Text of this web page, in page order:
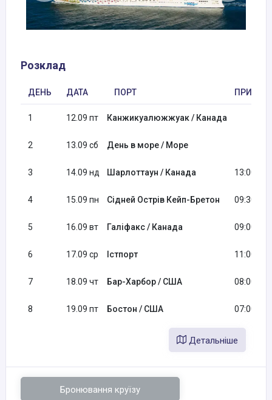
Розклад
ДЕНЬ ДАТА ПОРТ
1 12.09 пт Канжикуалюжжуак / Канада
2 13.09 сб День в море / Море
3 14.09 нд Шарлоттаун / Канада 13:00
4 15.09 пн Сідней Острів Кейп-Бретон 09:30
5 16.09 вт Галіфакс / Канада 09:00
6 17.09 ср Істпорт 11:00
7 18.09 чт Бар-Харбор / США 08:00
8 19.09 пт Бостон / США 07:00
Детальніше
Бронювання круїзу